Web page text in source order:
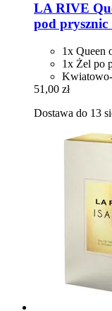
LA RIVE
pod
1x Queen
1x Żel po
51,00 zł
Dostawa do 13